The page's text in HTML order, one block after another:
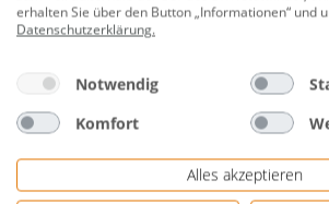
Länge: 260 cm
Dekor: weiß
Anwendungsbereich: Wände und
Innenbereich
Hinweis: klippbar
erhalten Sie über den Button „Informationen“ und
Datenschutzerklärung.
Notwendig
Komfort
Alles akzeptieren